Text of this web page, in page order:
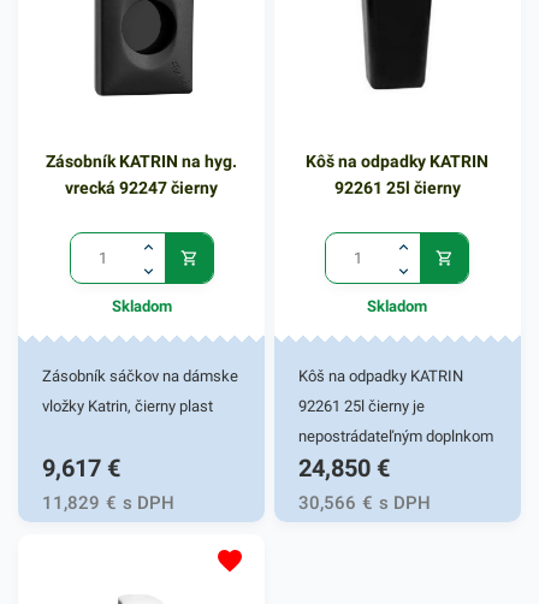
vekom. Medzi jeho výhody
patrí moderný dizajn,
skladnosť a komfortné
polypropylénu, vďaka
ktorému odoláva
ako aj rôznym biologickým a
chemickým látkam. Čierne
farebné vyhotovenie s
objemom 8l. V našej širokej
ponuke nájdete ďalšie
podobné produkty.
Zásobník KATRIN na hyg.
vrecká 92247 čierny
Skladom
Zásobník sáčkov na dámske
vložky Katrin, čierny plast
9,617 €
11,829 € s DPH
Kôš na odpadky KATRIN
92261 25l čierny
Skladom
Kôš na odpadky KATRIN
92261 25l čierny je
nepostrádateľným doplnkom
kúpeľne vo vašej
domácnosti či v práci. Kôš
na odpadky Katrin je určený
24,850 €
30,566 € s DPH